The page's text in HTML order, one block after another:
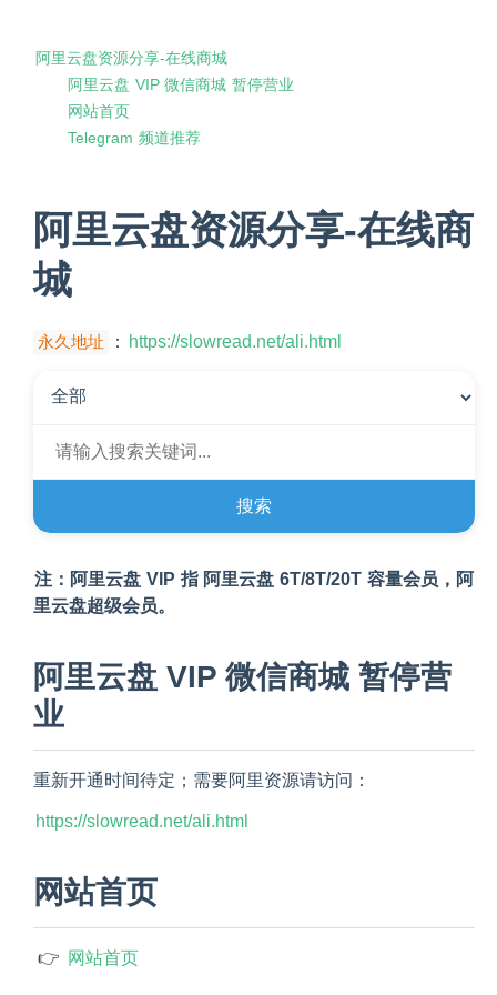
阿里云盘资源分享-在线商城
阿里云盘 VIP 微信商城 暂停营业
网站首页
Telegram 频道推荐
阿里云盘资源分享-在线商
城
永久地址 ： https://slowread.net/ali.html
搜索
注：阿里云盘 VIP 指 阿里云盘 6T/8T/20T 容量会员，阿
里云盘超级会员。
阿里云盘 VIP 微信商城 暂停营
业
重新开通时间待定；需要阿里资源请访问：
https://slowread.net/ali.html
网站首页
👉 网站首页